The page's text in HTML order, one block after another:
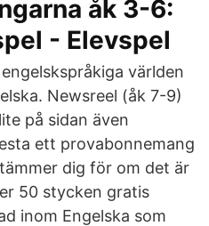
åk 3-6:
- Elevspel
världen
Newsreel (åk 7-9)
på sidan även
ett provabonnemang
dig för om det är
50 stycken gratis
inom Engelska som